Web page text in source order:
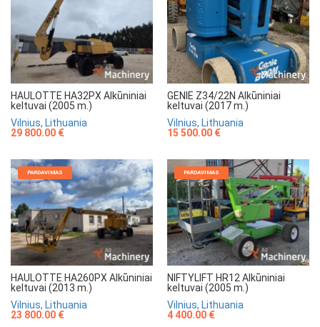
HAULOTTE HA32PX Alkūniniai
keltuvai (2005 m.)
Vilnius, Lithuania
29 800.00 €
GENIE Z34/22N Alkūniniai
keltuvai (2017 m.)
Vilnius, Lithuania
15 500.00 €
PARDAVIMAS
HAULOTTE HA260PX Alkūniniai
keltuvai (2013 m.)
Vilnius, Lithuania
23 800.00 €
PARDAVIMAS
NIFTYLIFT HR12 Alkūniniai
keltuvai (2005 m.)
Vilnius, Lithuania
4 400.00 €